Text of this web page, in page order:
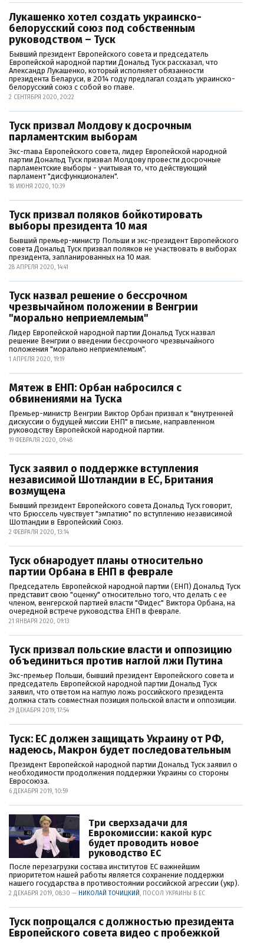
Лукашенко хотел создать украинско-
белорусский союз под собственным
руководством – Туск
Бывший президент Европейского совета и председатель
Европейской народной партии Дональд Туск рассказал, что
Александр Лукашенко, который исполняет обязанности
президента Беларуси, в 2014 году предлагал создать украинско-
белорусский союз с собой во главе.
2 СЕНТЯБРЯ 2020, 20:22
Туск призвал Молдову к досрочным
парламентским выборам
Экс-глава Европейского совета, лидер Европейской народной
партии Дональд Туск призвал Молдову провести досрочные
парламентские выборы - учитывая то, что действующий
парламент "дисфункционален".
18 ИЮНЯ 2020, 10:39
Туск призвал поляков бойкотировать
выборы президента 10 мая
Бывший премьер-министр Польши и экс-президент Европейского
совета Дональд Туск призвал поляков не участвовать в выборах
президента, запланированных на 10 мая.
28 АПРЕЛЯ 2020, 14:41
Туск назвал решение о бессрочном
чрезвычайном положении в Венгрии
"морально неприемлемым"
Лидер Европейской народной партии Дональд Туск назвал
решение Венгрии о введении бессрочного чрезвычайного
положения "морально неприемлемым".
1 АПРЕЛЯ 2020, 19:19
Мятеж в ЕНП: Орбан набросился с
обвинениями на Туска
Премьер-министр Венгрии Виктор Орбан призвал к "внутренней
дискуссии о будущей миссии ЕНП" в письме, направленном
руководству Европейской народной партии.
19 ФЕВРАЛЯ 2020, 09:48
Туск заявил о поддержке вступления
независимой Шотландии в ЕС, Британия
возмущена
Бывший президент Европейского совета Дональд Туск говорит,
что Брюссель чувствует "эмпатию" по вступлению независимой
Шотландии в Европейский Союз.
2 ФЕВРАЛЯ 2020, 13:14
Туск обнародует планы относительно
партии Орбана в ЕНП в феврале
Председатель Европейской народной партии (ЕНП) Дональд Туск
представит свою "оценку" относительно того, что делать с ее
членом, венгерской партией власти "Фидес" Виктора Орбана, на
очередной встрече руководства ЕНП в феврале.
21 ЯНВАРЯ 2020, 09:13
Туск призвал польские власти и оппозицию
объединиться против наглой лжи Путина
Экс-премьер Польши, бывший президент Европейского совета и
председатель Европейской народной партии Дональд Туск
заявил, что ответом на наглую ложь российского президента
должна стать совместная позиция польской власти и оппозиции.
29 ДЕКАБРЯ 2019, 17:54
Туск: ЕС должен защищать Украину от РФ,
надеюсь, Макрон будет последовательным
Президент Европейской народной партии Дональд Туск заявил о
необходимости продолжения поддержки Украины со стороны
Евросоюза.
6 ДЕКАБРЯ 2019, 10:59
Три сверхзадачи для
Еврокомиссии: какой курс
будет проводить новое
руководство ЕС
После перезагрузки состава институтов ЕС важнейшим
приоритетом нашей работы является сохранение поддержки
нашего государства в противостоянии российской агрессии (укр).
2 ДЕКАБРЯ 2019, 08:30 — НИКОЛАЙ ТОЧИЦКИЙ, ПОСОЛ УКРАИНЫ В ЕС
Туск попрощался с должностью президента
Европейского совета видео с пробежкой